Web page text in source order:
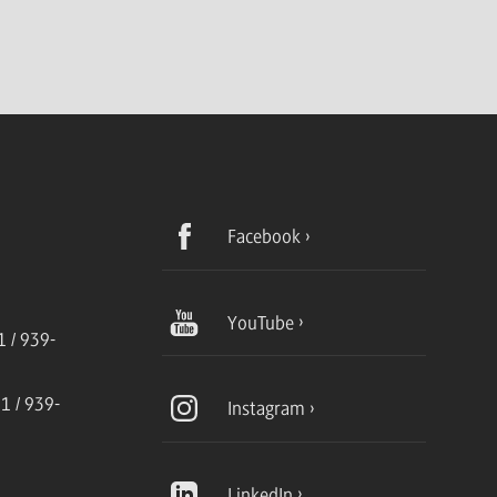
/ 939-
/ 939-
Facebook
YouTube
Instagram